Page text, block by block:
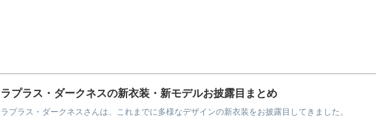
ラプラス・ダークネスの新衣装・新モデルお披露目まとめ
ラプラス・ダークネスさんは、これまでに多様なデザインの新衣装をお披露目してきました。